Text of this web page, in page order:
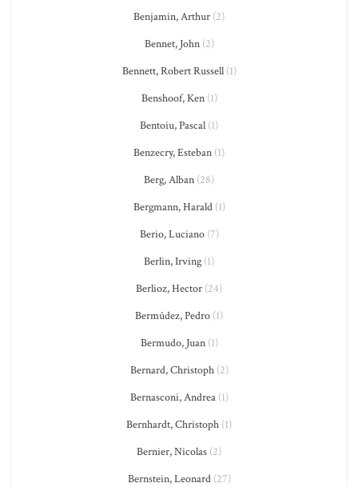
Benjamin, Arthur (2)
Bennet, John(2)
Bennett, Robert Russell(1)
Benshoof, Ken(1)
Bentoiu, Pascal (1)
Benzecry, Esteban (1)
Berg, Alban (28)
Bergmann, Harald(1)
Berio, Luciano(7)
Berlin, Irving (1)
Berlioz, Hector (24)
Bermúdez, Pedro (1)
Bermudo, Juan(1)
Bernard, Christoph(2)
Bernasconi, Andrea(1)
Bernhardt, Christoph (1)
Bernier, Nicolas (2)
Bernstein, Leonard(27)